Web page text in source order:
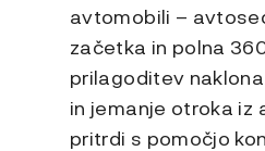
avtomobili –
začetka in polna
prilagoditev
in jemanje otroka iz
pritrdi s pomočjo